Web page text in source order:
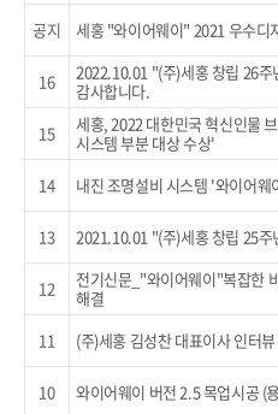
공지
세홍 "와이어웨이" 2021 우수디
16
2022.10.01 "(주)세홍 창립 26주
감사합니다.
15
세홍, 2022 대한민국 혁신인물
시스템 부분 대상 수상'
14
내진 조명설비 시스템 '와이어웨
13
2021.10.01 "(주)세홍 창립 25
12
전기신문_"와이어웨이"복잡한
해결
11
(주)세홍 김성찬 대표이사 인터
10
와이어웨이 버전 2.5 목업시공 (